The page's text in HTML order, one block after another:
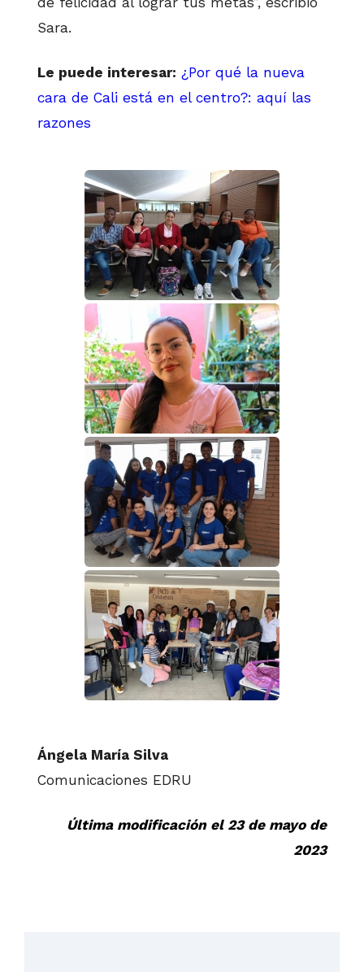
Sara.
Le puede interesar: ¿Por qué la nueva
cara de Cali está en el centro?: aquí las
razones
Ángela María Silva
Comunicaciones EDRU
Última modificación el 23 de mayo de
2023